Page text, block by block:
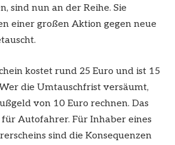
sind nun an der Reihe. Sie
einer großen Aktion gegen neue
kostet rund 25 Euro und ist 15
die Umtauschfrist versäumt,
von 10 Euro rechnen. Das
Autofahrer. Für Inhaber eines
sind die Konsequenzen